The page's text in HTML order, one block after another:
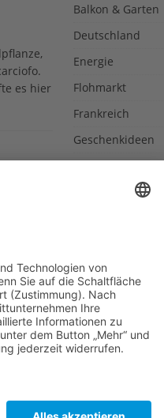
es hier
Balkon & Garten
Deutschland
Energie
Flohmarkt
Frankreich
Geschenkideen
Gewinnspiele &
Gewürze und
Hochwasser
Ideen-Reich
Italien
Japan
Kulinarisch um